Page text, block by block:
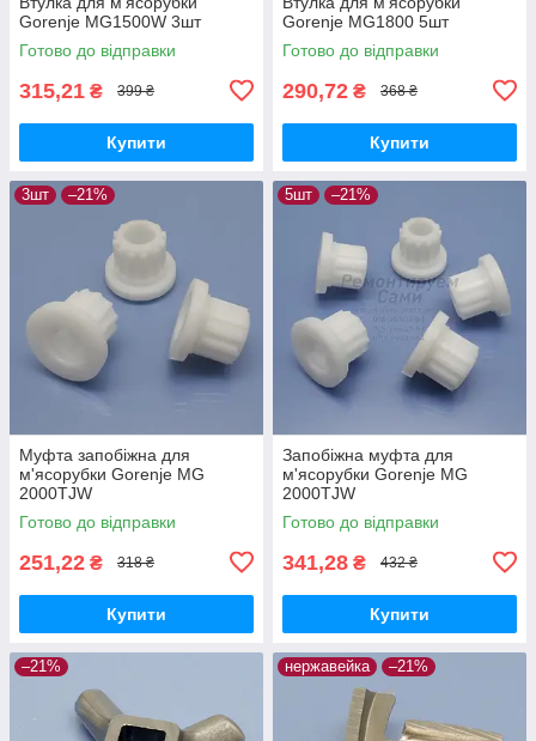
Gorenje MG1500W 3шт
Готово до відправки
315,21 ₴ 399 ₴
Купити
Gorenje MG1800 5шт
Готово до відправки
290,72 ₴ 368 ₴
Купити
3шт –21%
Муфта запобіжна для
м'ясорубки Gorenje MG
2000TJW
Готово до відправки
251,22 ₴ 318 ₴
Купити
5шт –21%
Запобіжна муфта для
м'ясорубки Gorenje MG
2000TJW
Готово до відправки
341,28 ₴ 432 ₴
Купити
–21% нержавейка –21%